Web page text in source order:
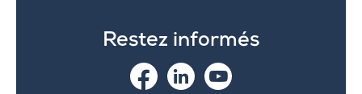
Restez informés